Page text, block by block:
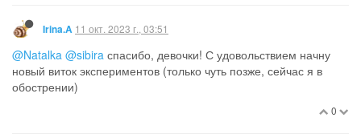
Irina.A 11 окт. 2023 г., 03:51
@Natalka @sibira спасибо, девочки! С удовольствием начну
новый виток экспериментов (только чуть позже, сейчас я в
обострении)
0